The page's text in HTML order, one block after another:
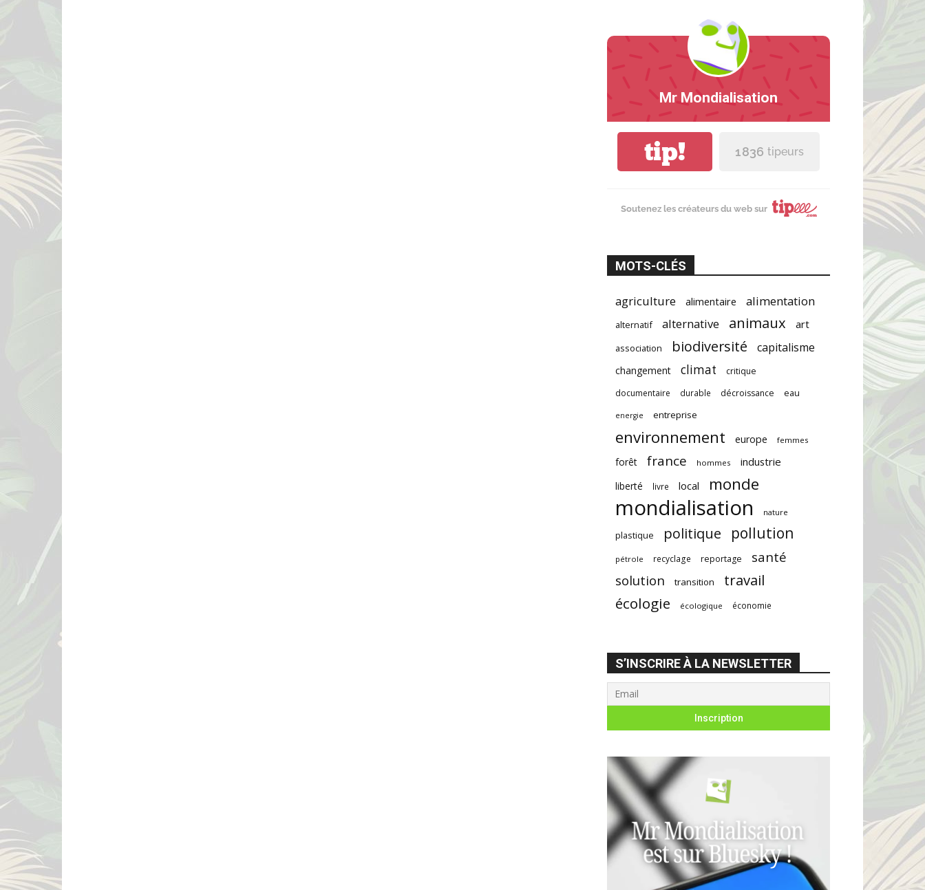
Mr Mondialisation
tip! 1 836 tipeurs
Soutenez les créateurs du web sur
MOTS-CLÉS
agriculture alimentaire alimentation
alternatif alternative animaux art
association biodiversité capitalisme
changement climat
critique
documentaire
durable décroissance eau
energie entreprise
environnement europe femmes
forêt france hommes industrie
liberté livre local monde
mondialisation nature
plastique politique pollution
pétrole recyclage reportage
santé
solution
transition
travail
écologie
écologique économie
S’INSCRIRE À LA NEWSLETTER